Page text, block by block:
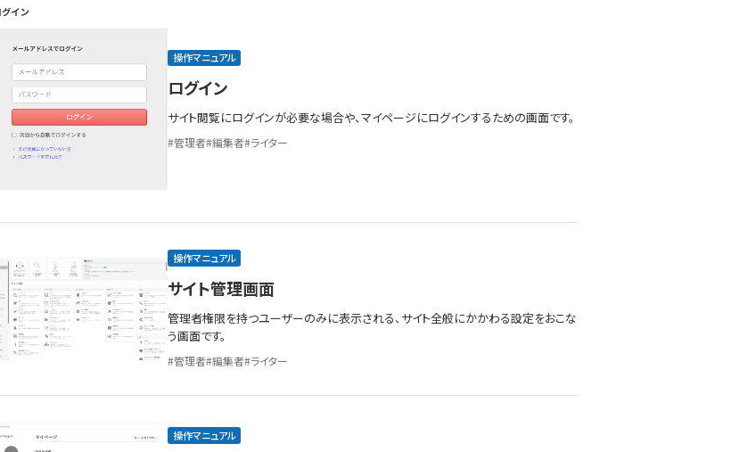
操作マニュアル
ログイン
サイト閲覧にログインが必要な場合や、マイページにログインするための画面です。
管理者 編集者 ライター
操作マニュアル
サイト管理画面
管理者権限を持つユーザーのみに表示される、サイト全般にかかわる設定をおこな
う画面です。
管理者 編集者 ライター
操作マニュアル